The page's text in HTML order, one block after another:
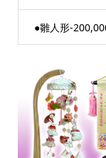
●雛人形-